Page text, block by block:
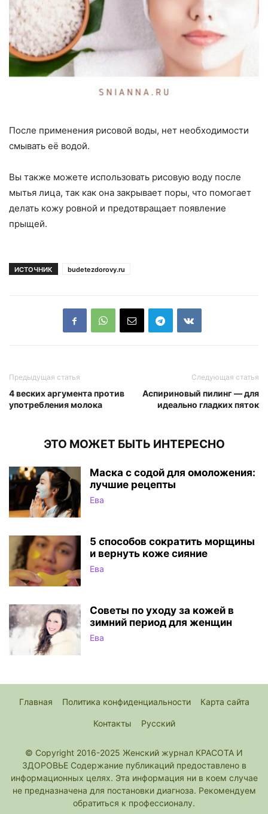
После применения рисовой воды, нет необходимости
смывать её водой.
Вы также можете использовать рисовую воду после
мытья лица, так как она закрывает поры, что помогает
делать кожу ровной и предотвращает появление
прыщей.
ИСТОЧНИК budetezdorovy.ru
Предыдущая статья
4 веских аргумента против
употребления молока
Следующая статья
Аспириновый пилинг — для
идеально гладких пяток
ЭТО МОЖЕТ БЫТЬ ИНТЕРЕСНО
Маска с содой для омоложения:
лучшие рецепты
Ева
5 способов сократить морщины
и вернуть коже сияние
Ева
Советы по уходу за кожей в
зимний период для женщин
Ева
Главная Политика конфиденциальности Карта сайта
Контакты Русский
© Copyright 2016-2025 Женский журнал КРАСОТА И
ЗДОРОВЬЕ Содержание публикаций предоставлено в
информационных целях. Эта информация ни в коем случае
не предназначена для постановки диагноза. Рекомендуем
обратиться к профессионалу.